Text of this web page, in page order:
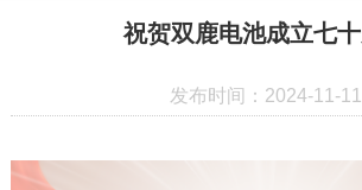
祝贺双鹿电池成立七
发布时间：2024-11-11